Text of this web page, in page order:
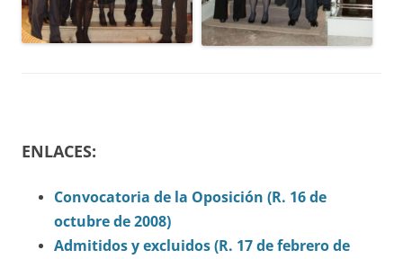
ENLACES:
Convocatoria de la Oposición (R. 16 de
octubre de 2008)
Admitidos y excluidos (R. 17 de febrero de